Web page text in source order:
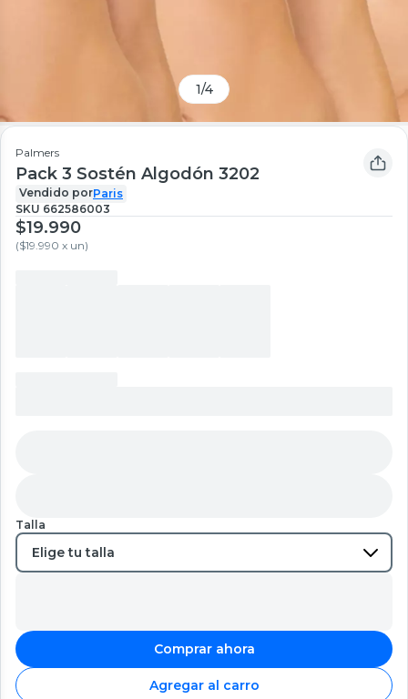
1/4
Palmers
Pack 3 Sostén Algodón 3202
Vendido porParis
SKU 662586003
$19.990
($19.990 x un)
Talla
Comprar ahora
Agregar al carro